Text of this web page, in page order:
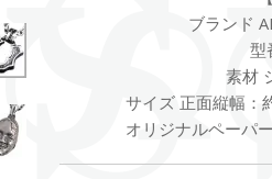
ブランド
型
素材
サイズ 正面縦幅：
オリジナルペーパ